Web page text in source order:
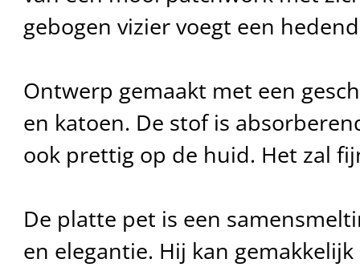
gebogen vizier voegt een
Ontwerp gemaakt met een
en katoen. De stof is
ook prettig op de huid. Het zal
De platte pet is een
en elegantie. Hij kan